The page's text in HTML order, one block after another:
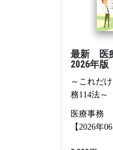
最新 医
2026年版
～これだ
務114法～
医療事務
【2026年